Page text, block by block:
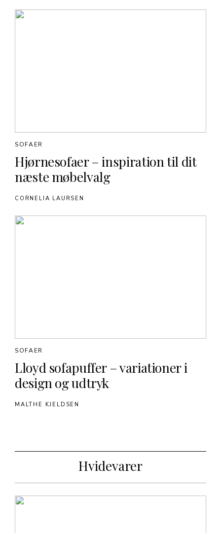
Hjørnesofaer – inspiration til dit
næste møbelvalg
SOFAER
CORNELIA LAURSEN
Lloyd sofapuffer – variationer i
design og udtryk
SOFAER
MALTHE KJELDSEN
Hvidevarer